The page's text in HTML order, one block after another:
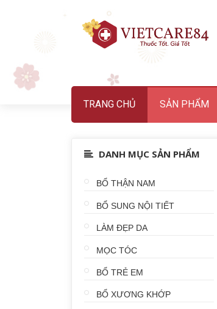
TRANG CHỦ SẢN PHẨM
DANH MỤC SẢN PHẨM
BỔ THẬN NAM
BỔ SUNG NỘI TIẾT
LÀM ĐẸP DA
MỌC TÓC
BỔ TRẺ EM
BỔ XƯƠNG KHỚP